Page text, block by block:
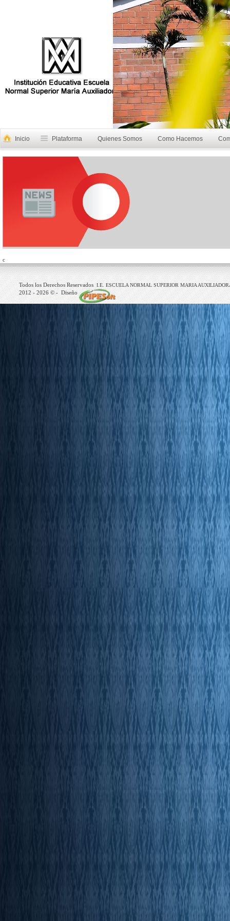
Inicio Plataforma Quienes Somos Como Hacemos
c
Todos los Derechos ReservadosI.E. ESCUELA NORMAL SUPERIOR MARIA
2012 -2026© - Diseño